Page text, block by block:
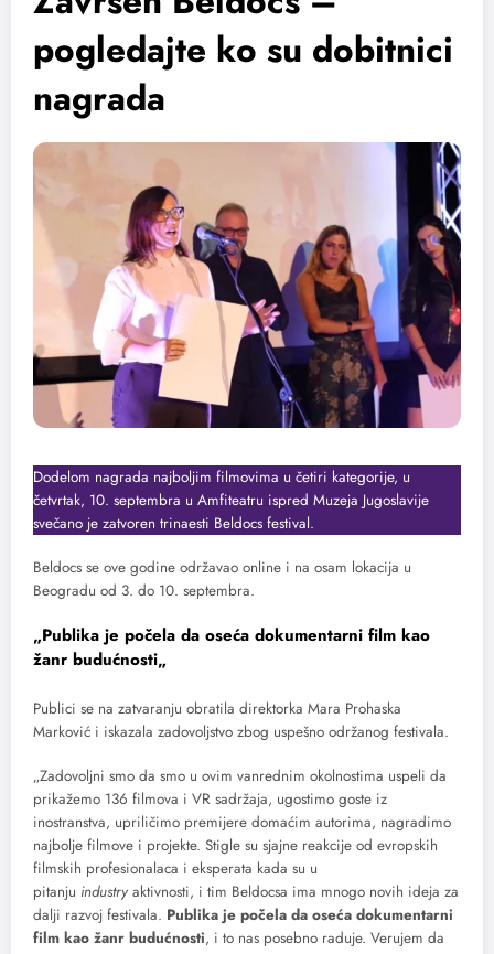
pogledajte ko su dobitnici
nagrada
Dodelom nagrada najboljim filmovima u četiri kategorije, u
četvrtak, 10. septembra u Amfiteatru ispred Muzeja Jugoslavije
svečano je zatvoren trinaesti Beldocs festival.
Beldocs se ove godine održavao online i na osam lokacija u
Beogradu od 3. do 10. septembra.
„Publika je počela da oseća dokumentarni film kao
žanr budućnosti„
Publici se na zatvaranju obratila direktorka Mara Prohaska
Marković i iskazala zadovoljstvo zbog uspešno održanog festivala.
„Zadovoljni smo da smo u ovim vanrednim okolnostima uspeli da
prikažemo 136 filmova i VR sadržaja, ugostimo goste iz
inostranstva, upriličimo premijere domaćim autorima, nagradimo
najbolje filmove i projekte. Stigle su sjajne reakcije od evropskih
filmskih profesionalaca i eksperata kada su u
pitanju industry aktivnosti, i tim Beldocsa ima mnogo novih ideja za
dalji razvoj festivala. Publika je počela da oseća dokumentarni
film kao žanr budućnosti, i to nas posebno raduje. Verujem da